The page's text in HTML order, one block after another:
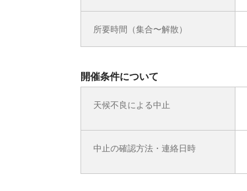
所要時間（集合〜解散）
開催条件について
天候不良による中止
中止の確認方法・連絡日時